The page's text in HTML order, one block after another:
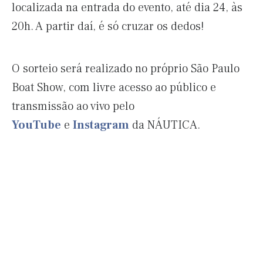
localizada na entrada do evento, até dia 24, às
20h. A partir daí, é só cruzar os dedos!
O sorteio será realizado no próprio São Paulo
Boat Show, com livre acesso ao público e
transmissão ao vivo pelo
YouTube e Instagram da NÁUTICA.